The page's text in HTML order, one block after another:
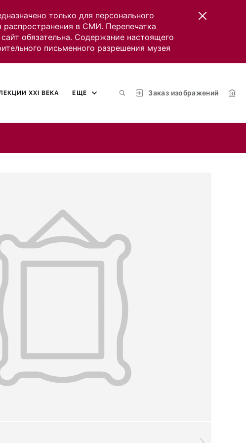
только для персонального
распространения в СМИ. Перепечатка
обязательна. Содержание настоящего
письменного разрешения музея
Заказ изображений
XXI ВЕКА ЕЩЕ